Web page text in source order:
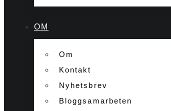
OM
Om
Kontakt
Nyhetsbrev
Bloggsamarbeten